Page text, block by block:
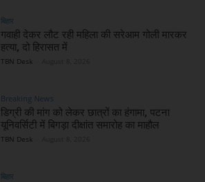
बिहार
गवाही देकर लौट रही महिला की सरेआम गोली मारकर
हत्या, दो हिरासत में
TBN Desk
Breaking News
डिग्री की मांग को लेकर छात्रों का हंगामा, पटना
यूनिवर्सिटी में बिगड़ा दीक्षांत समारोह का माहौल
TBN Desk
बिहार